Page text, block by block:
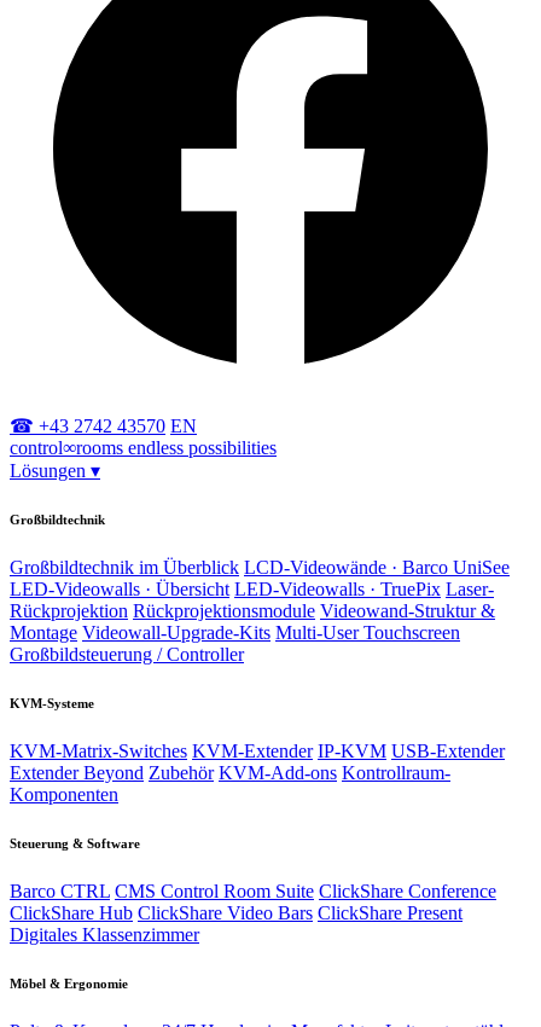
☎ +43 2742 43570 EN
control∞rooms endless possibilities
Lösungen ▾
Großbildtechnik
Großbildtechnik im Überblick LCD-Videowände · Barco UniSee
LED-Videowalls · Übersicht LED-Videowalls · TruePix Laser-
Rückprojektion Rückprojektionsmodule Videowand-Struktur &
Montage Videowall-Upgrade-Kits Multi-User Touchscreen
Großbildsteuerung / Controller
KVM-Systeme
KVM-Matrix-Switches KVM-Extender IP-KVM USB-Extender
Extender Beyond Zubehör KVM-Add-ons Kontrollraum-
Komponenten
Steuerung & Software
Barco CTRL CMS Control Room Suite ClickShare Conference
ClickShare Hub ClickShare Video Bars ClickShare Present
Digitales Klassenzimmer
Möbel & Ergonomie